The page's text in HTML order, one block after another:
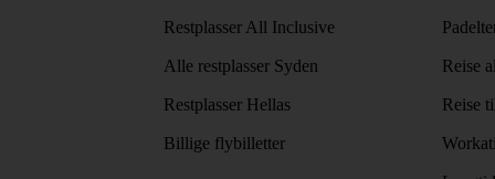
Restplasser All Inclusive
Alle restplasser Syden
Restplasser Hellas
Billige flybilletter
Reise
Reise